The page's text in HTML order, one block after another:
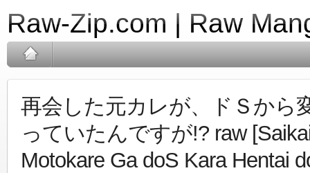
Raw-Zip.com | Raw
再会した元カレが、ドＳから
っていたんですが!? raw
Motokare Ga doS Kara Hentai